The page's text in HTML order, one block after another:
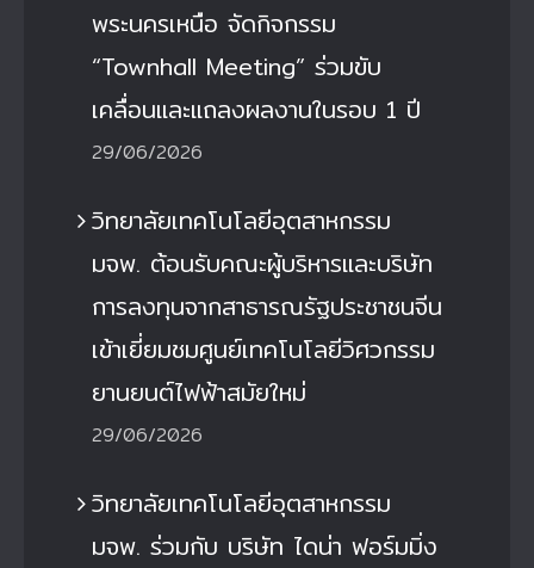
พระนครเหนือ จัดกิจกรรม
“Townhall Meeting” ร่วมขับ
เคลื่อนและแถลงผลงานในรอบ 1 ปี
29/06/2026
วิทยาลัยเทคโนโลยีอุตสาหกรรม
มจพ. ต้อนรับคณะผู้บริหารและบริษัท
การลงทุนจากสาธารณรัฐประชาชนจีน
เข้าเยี่ยมชมศูนย์เทคโนโลยีวิศวกรรม
ยานยนต์ไฟฟ้าสมัยใหม่
29/06/2026
วิทยาลัยเทคโนโลยีอุตสาหกรรม
มจพ. ร่วมกับ บริษัท ไดน่า ฟอร์มมิ่ง